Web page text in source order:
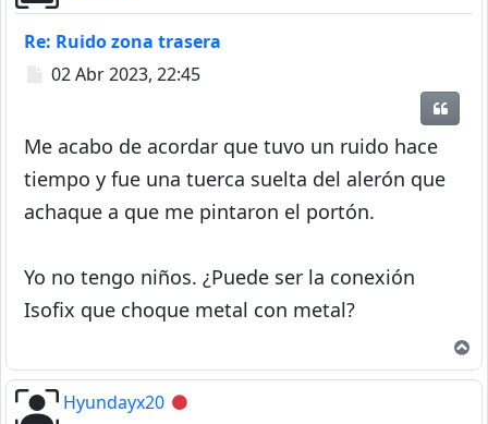
Re: Ruido zona trasera
Mensaje
02 Abr 2023, 22:45
Me acabo de acordar que tuvo un ruido hace
tiempo y fue una tuerca suelta del alerón que
achaque a que me pintaron el portón.
Yo no tengo niños. ¿Puede ser la conexión
Isofix que choque metal con metal?
Hyundayx20 Desconectado